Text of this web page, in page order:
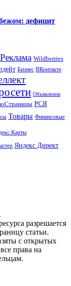
дефицит
Wildberries
Бизнес ВКонтакте
Объявления
РСЯ
Товары Финансовые
Яндекс Директ
разрешается
статьи.
с открытых
права на